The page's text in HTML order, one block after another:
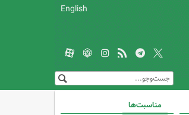
English
مناسبت‌ها